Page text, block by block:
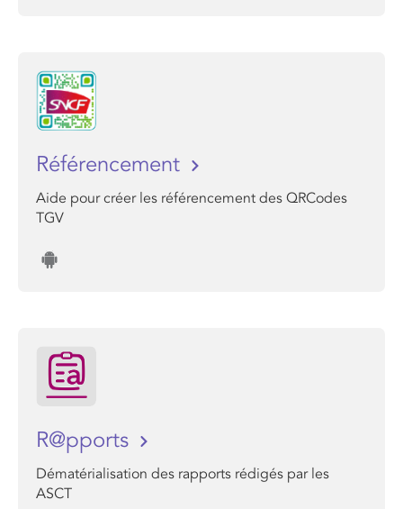
Référencement
Aide pour créer les référencement des QRCodes
TGV
R@pports
Dématérialisation des rapports rédigés par les
ASCT